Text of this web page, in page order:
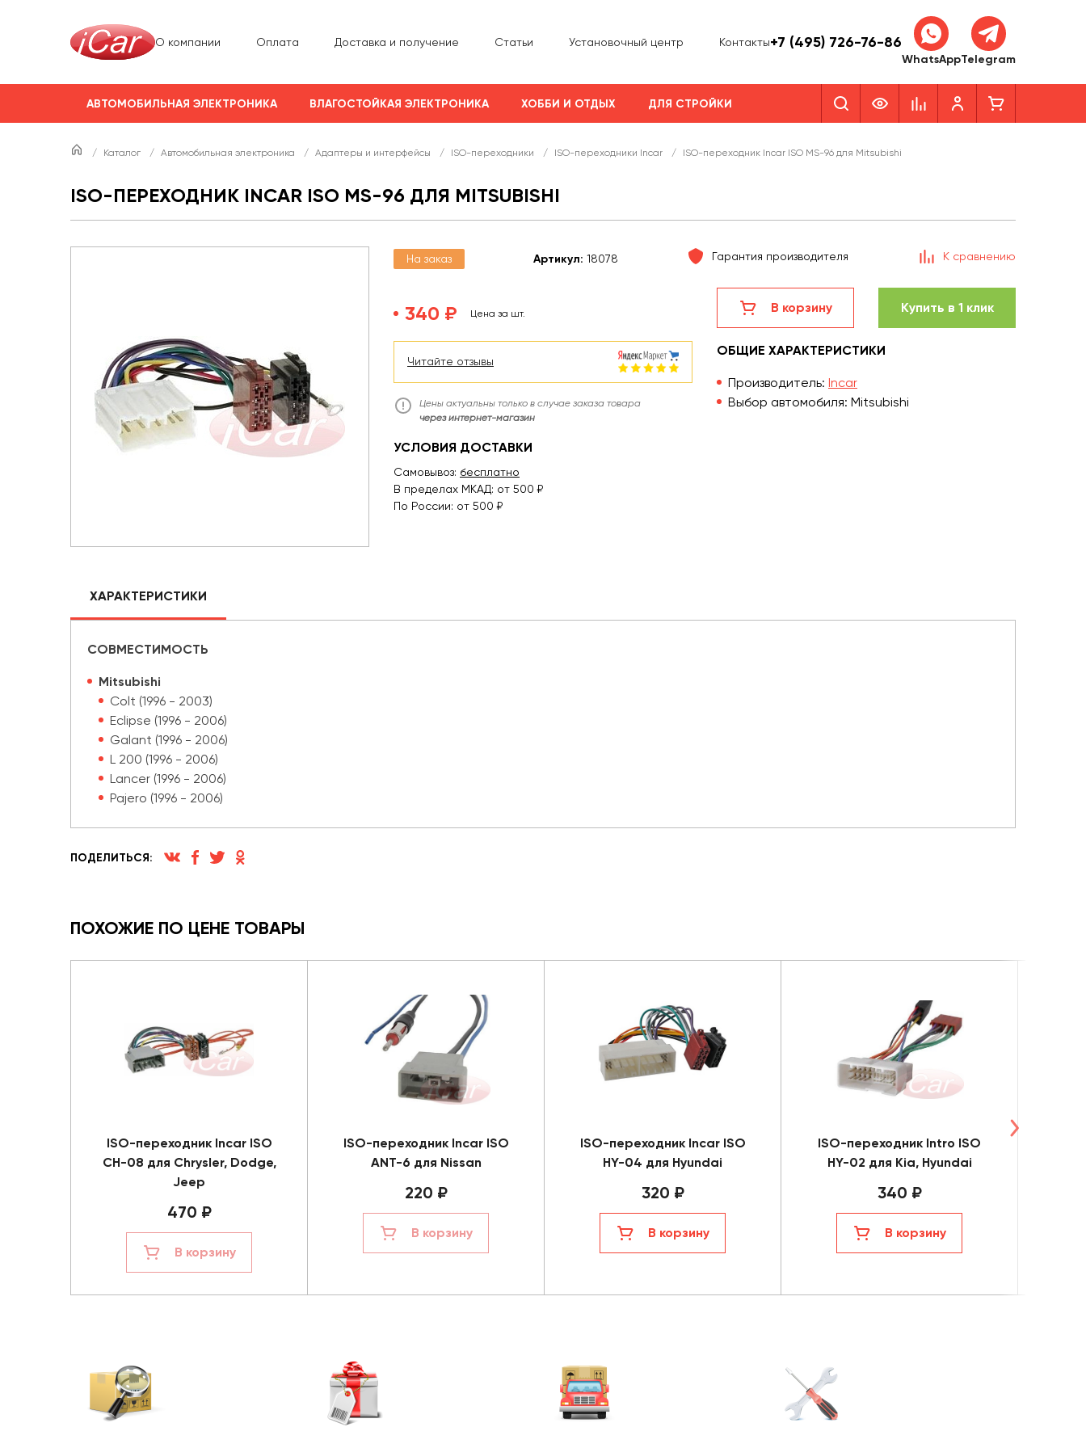
О компании Оплата Доставка и получение Статьи Установочный центр Контакты+7 (495) 726-76-86
WhatsAppTelegram
АВТОМОБИЛЬНАЯ ЭЛЕКТРОНИКА ВЛАГОСТОЙКАЯ ЭЛЕКТРОНИКА ХОББИ И ОТДЫХ ДЛЯ СТРОЙКИ
/ Каталог / Автомобильная электроника / Адаптеры и интерфейсы / ISO-переходники / ISO-переходники Incar / ISO-переходник Incar ISO MS-96 для Mitsubishi
ISO-ПЕРЕХОДНИК INCAR ISO MS-96 ДЛЯ MITSUBISHI
На заказ Артикул: 18078 Гарантия производителя К сравнению
340 ₽ Цена за шт.
Читайте отзывы
Цены актуальны только в случае заказа товара
через интернет-магазин
УСЛОВИЯ ДОСТАВКИ
Самовывоз: бесплатно
В пределах МКАД: от 500 ₽
По России: от 500 ₽
В корзину Купить в 1 клик
ОБЩИЕ ХАРАКТЕРИСТИКИ
Производитель: Incar
Выбор автомобиля: Mitsubishi
ХАРАКТЕРИСТИКИ
СОВМЕСТИМОСТЬ
Mitsubishi
Colt (1996 - 2003)
Eclipse (1996 - 2006)
Galant (1996 - 2006)
L 200 (1996 - 2006)
Lancer (1996 - 2006)
Pajero (1996 - 2006)
ПОДЕЛИТЬСЯ:
ПОХОЖИЕ ПО ЦЕНЕ ТОВАРЫ
ISO-переходник Incar ISO
CH-08 для Chrysler, Dodge,
Jeep
470 ₽
В корзину
ISO-переходник Incar ISO
ANT-6 для Nissan
220 ₽
В корзину
ISO-переходник Incar ISO
HY-04 для Hyundai
320 ₽
В корзину
ISO-переходник Intro ISO
HY-02 для Kia, Hyundai
340 ₽
В корзину